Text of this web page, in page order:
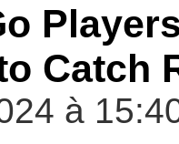
Catch
à